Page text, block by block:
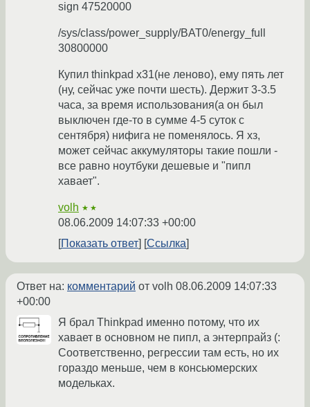
sign 47520000
/sys/class/power_supply/BAT0/energy_full
30800000
Купил thinkpad x31(не леново), ему пять лет
(ну, сейчас уже почти шесть). Держит 3-3.5
часа, за время использования(а он был
выключен где-то в сумме 4-5 суток с
сентября) нифига не поменялось. Я хз,
может сейчас аккумуляторы такие пошли -
все равно ноутбуки дешевые и "пипл
хавает".
volh ★★
08.06.2009 14:07:33 +00:00
Показать ответ
Ссылка
Ответ на: комментарий от volh 08.06.2009 14:07:33
+00:00
Я брал Thinkpad именно потому, что их
хавает в основном не пипл, а энтерпрайз (:
Соответственно, регрессии там есть, но их
гораздо меньше, чем в консьюмерских
модельках.